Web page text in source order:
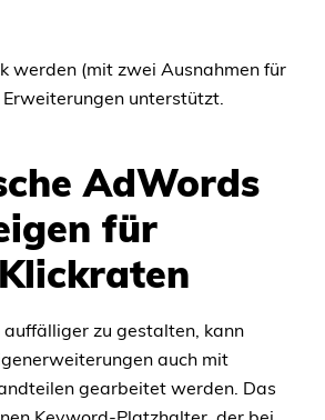
werden (mit zwei Ausnahmen für
unterstützt.
AdWords
für
zu gestalten, kann
auch mit
gearbeitet werden. Das